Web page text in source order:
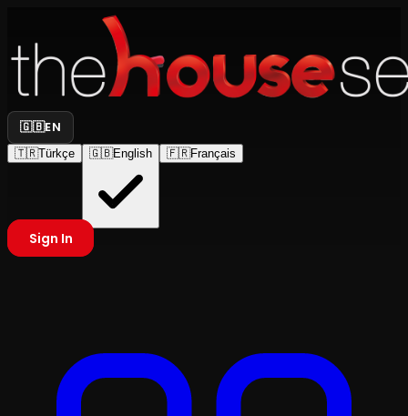
🇬🇧EN
🇹🇷Türkçe 🇬🇧English 🇫🇷Français
Sign In